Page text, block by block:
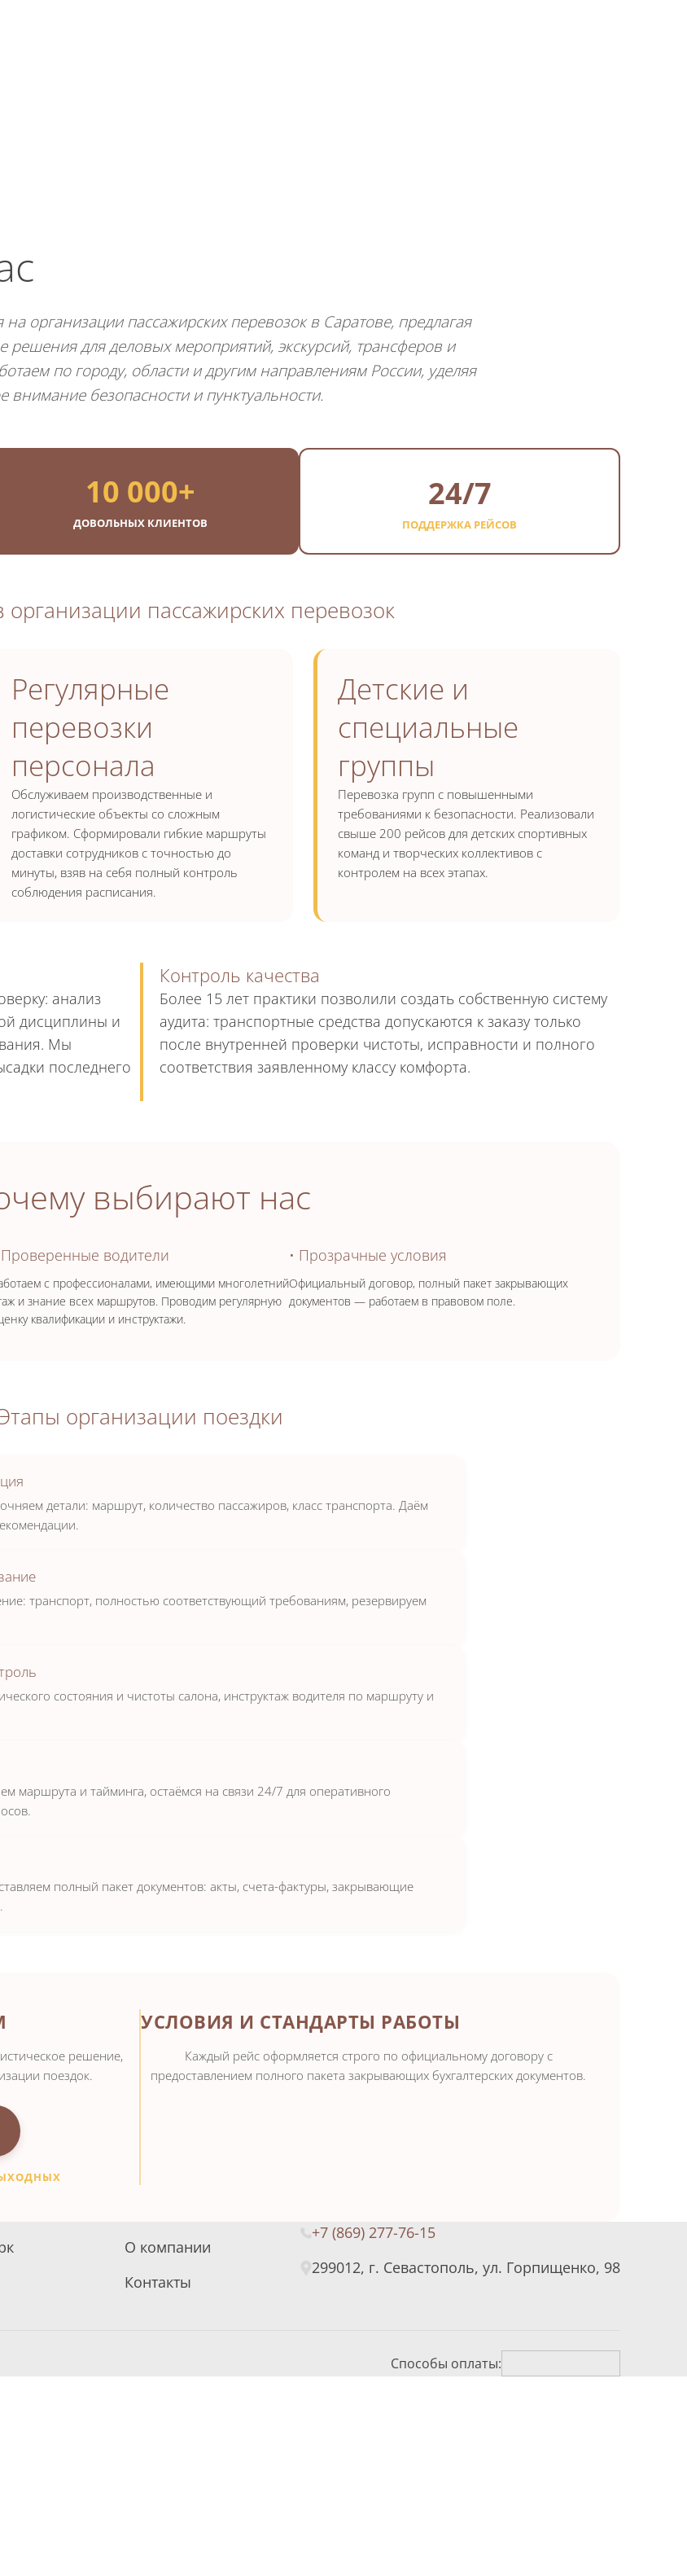
на организации пассажирских перевозок в Саратове, предлагая
для деловых мероприятий, экскурсий, трансферов и
по городу, области и другим направлениям России, уделяя
внимание безопасности и пунктуальности.
10 000+
ДОВОЛЬНЫХ КЛИЕНТОВ
24/7
ПОДДЕРЖКА РЕЙСОВ
пассажирских перевозок
Регулярные
перевозки
персонала
Обслуживаем производственные и
логистические объекты со сложным
графиком. Сформировали гибкие маршруты
доставки сотрудников с точностью до
минуты, взяв на себя полный контроль
соблюдения расписания.
Детские и
специальные
группы
Перевозка групп с повышенными
требованиями к безопасности. Реализовали
свыше 200 рейсов для детских спортивных
команд и творческих коллективов с
контролем на всех этапах.
анализ
дисциплины и
Мы
последнего
Контроль качества
Более 15 лет практики позволили создать собственную систему
аудита: транспортные средства допускаются к заказу только
после внутренней проверки чистоты, исправности и полного
соответствия заявленному классу комфорта.
выбирают нас
Проверенные водители
с профессионалами, имеющими многолетний
и знание всех маршрутов. Проводим регулярную
квалификации и инструктажи.
• Прозрачные условия
Официальный договор, полный пакет закрывающих
документов — работаем в правовом поле.
организации поездки
детали: маршрут, количество пассажиров, класс транспорта. Даём
транспорт, полностью соответствующий требованиям, резервируем
состояния и чистоты салона, инструктаж водителя по маршруту и
маршрута и тайминга, остаёмся на связи 24/7 для оперативного
полный пакет документов: акты, счета-фактуры, закрывающие
решение,
поездок.
УСЛОВИЯ И СТАНДАРТЫ РАБОТЫ
Каждый рейс оформляется строго по официальному договору с
предоставлением полного пакета закрывающих бухгалтерских документов.
+7 (869) 277-76-15
299012, г. Севастополь, ул. Горпищенко, 98
О компании
Контакты
Способы оплаты: